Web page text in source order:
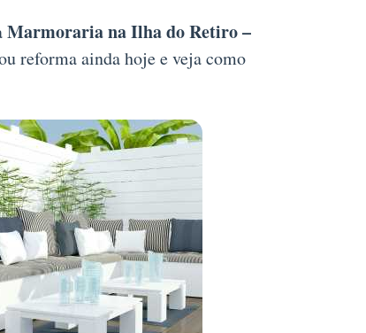
Marmoraria na Ilha do Retiro –
reforma ainda hoje e veja como